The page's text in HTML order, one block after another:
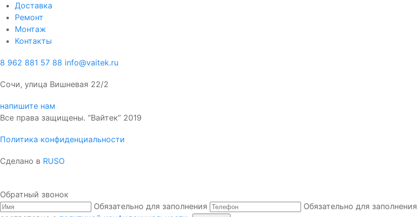
Доставка
Ремонт
Монтаж
Контакты
8 962 881 57 88 info@vaitek.ru
Сочи, улица Вишневая 22/2
напишите нам
Все права защищены. “Вайтек” 2019
Политика конфиденциальности
Сделано в RUSO
Обратный звонок
Обязательно для заполнения
Обязательно для заполнения